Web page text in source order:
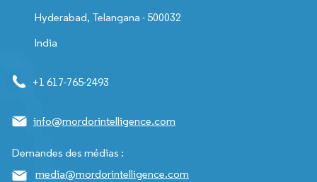
Hyderabad, Telangana - 500032
India
+1 617-765-2493
info@mordorintelligence.com
Demandes des médias :
media@mordorintelligence.com